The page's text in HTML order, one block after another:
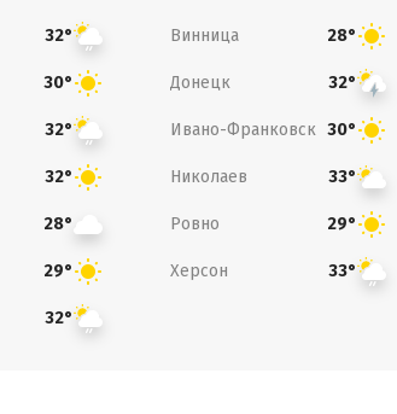
32° Винница 28°
30° Донецк 32°
32° Ивано-Франковск 30°
32° Николаев 33°
28° Ровно 29°
29° Херсон 33°
32°